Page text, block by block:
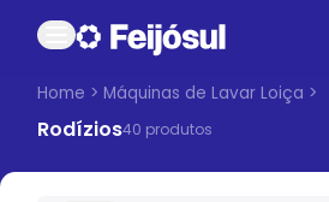
Home >Máquinas de Lavar Loiça >
Rodízios40 produtos